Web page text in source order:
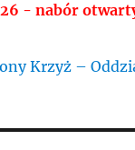
- nabór